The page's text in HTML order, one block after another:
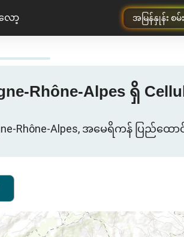
အမြန်နှုန်း စ
ော့
Rhône-Alpes ရှိ
Rhône-Alpes, အမေရိကန် ပြည်ထော